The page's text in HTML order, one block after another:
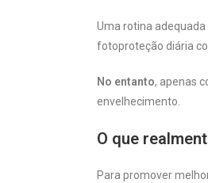
Uma rotina
fotoproteção diária
No entanto, apenas
envelhecimento.
O que
Para promover